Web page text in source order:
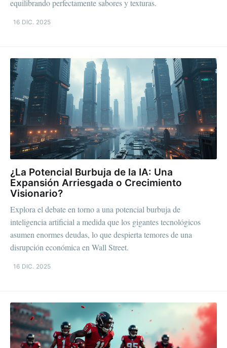
equilibrando perfectamente sabores y texturas.
16 DIC. 2025
¿La Potencial Burbuja de la IA: Una
Expansión Arriesgada o Crecimiento
Visionario?
Explora el debate en torno a una potencial burbuja de
inteligencia artificial a medida que los gigantes tecnológicos
asumen enormes deudas, lo que despierta temores de una
disrupción económica en Wall Street.
16 DIC. 2025